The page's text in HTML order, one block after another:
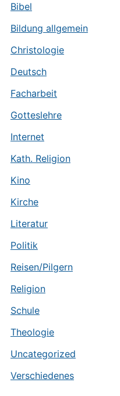
Bibel
Bildung allgemein
Christologie
Deutsch
Facharbeit
Gotteslehre
Internet
Kath. Religion
Kino
Kirche
Literatur
Politik
Reisen/Pilgern
Religion
Schule
Theologie
Uncategorized
Verschiedenes